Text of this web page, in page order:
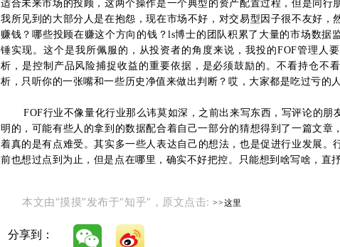
适合未来市场的投顾，这两个操作是一个典型的资产配置过程，但是同行
我所见到的大部分人是在抱怨，现在市场不好，对交易型因子很不友好，
赚钱？哪些投顾在赚这个方向的钱？ls博士的团队积累了大量的市场数据
锤实现。 这个是我所佩服的，从投资者的角度来说，我投的FOF管理人
析，是控制产品风险捕捉收益的重要依据，是必须鼓励的。 不看持仓不
析，只听你的一张嘴和一些历史净值来做出判断？ 哎，大家都是吃过亏的人
FOF行业不像量化行业那么讳莫如深，之前出来写东西，写评论的朋
明的，可能有些人的拿到的数据配合着自己一部分的猜想得到了一篇文章
着真的是有点难受。其实多一些人表达自己的想法，也是促进行业发展。
前也想过点到为止，但是点在哪里，确实不好把控。 只能想到啥写啥，直
本文由“摸摸”发布于“知乎”，原文点击:>>这里
分享到：